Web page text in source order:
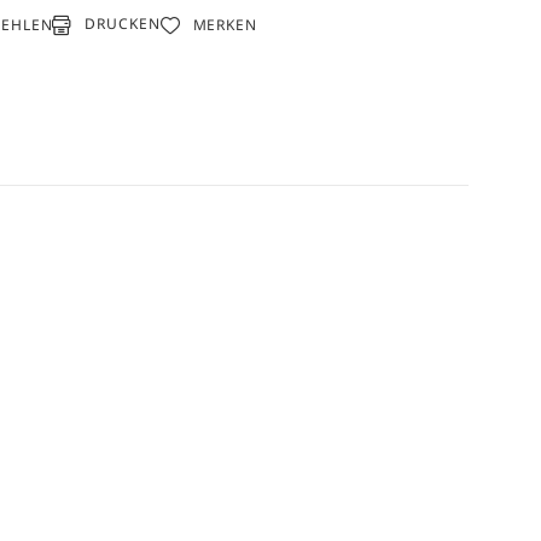
DRUCKEN MERKEN